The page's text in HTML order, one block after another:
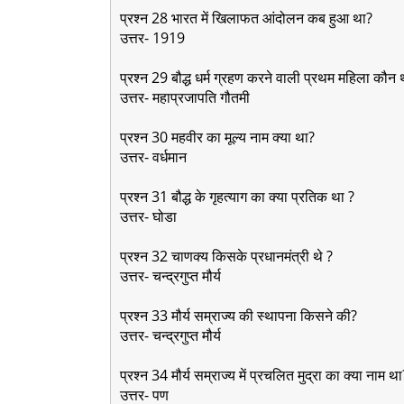
प्रश्न 28 भारत में खिलाफत आंदोलन कब हुआ था?
उत्तर- 1919
प्रश्न 29 बौद्ध धर्म ग्रहण करने वाली प्रथम महिला कौन
उत्तर- महाप्रजापति गौतमी
प्रश्न 30 महवीर का मूल्य नाम क्या था?
उत्तर- वर्धमान
प्रश्न 31 बौद्ध के गृहत्याग का क्या प्रतिक था ?
उत्तर- घोडा
प्रश्न 32 चाणक्य किसके प्रधानमंत्री थे ?
उत्तर- चन्द्रगुप्त मौर्य
प्रश्न 33 मौर्य सम्राज्य की स्थापना किसने की?
उत्तर- चन्द्रगुप्त मौर्य
प्रश्न 34 मौर्य सम्राज्य में प्रचलित मुद्रा का क्या नाम
उत्तर- पण